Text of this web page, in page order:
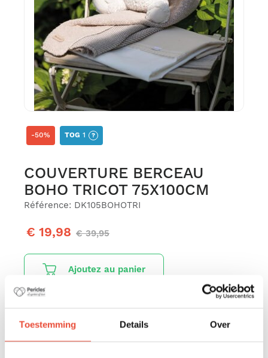
Toestemming Details Over
-50% TOG 1 ?
COUVERTURE BERCEAU
BOHO TRICOT 75X100CM
Référence: DK105BOHOTRI
€ 19,98 € 39,95
Ajoutez au panier
Livraison offerte dès € 79,- d'achat